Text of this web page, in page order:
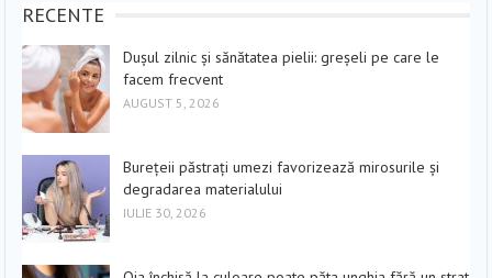
RECENTE
Dușul zilnic și sănătatea pielii: greșeli pe care le
facem frecvent
AUGUST 5, 2026
Burețeii păstrați umezi favorizează mirosurile și
degradarea materialului
IULIE 30, 2026